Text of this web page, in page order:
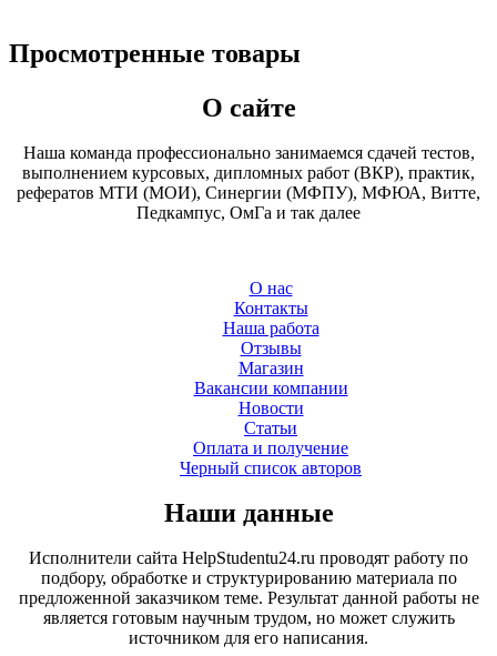
Просмотренные товары
О сайте
Наша команда профессионально занимаемся сдачей тестов,
выполнением курсовых, дипломных работ (ВКР), практик,
рефератов МТИ (МОИ), Синергии (МФПУ), МФЮА, Витте,
Педкампус, ОмГа и так далее
О нас
Контакты
Наша работа
Отзывы
Магазин
Вакансии компании
Новости
Статьи
Оплата и получение
Черный список авторов
Наши данные
Исполнители сайта HelpStudentu24.ru проводят работу по
подбору, обработке и структурированию материала по
предложенной заказчиком теме. Результат данной работы не
является готовым научным трудом, но может служить
источником для его написания.